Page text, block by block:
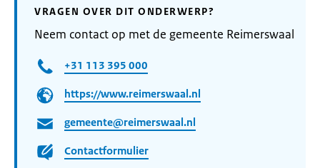
VRAGEN OVER DIT ONDERWERP?
Neem contact op met de gemeente Reimerswaal
+31 113 395 000
https://www.reimerswaal.nl
gemeente@reimerswaal.nl
Contactformulier